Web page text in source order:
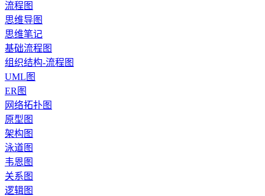
流程图
思维导图
思维笔记
基础流程图
组织结构-流程图
UML图
ER图
网络拓扑图
原型图
架构图
泳道图
韦恩图
关系图
逻辑图